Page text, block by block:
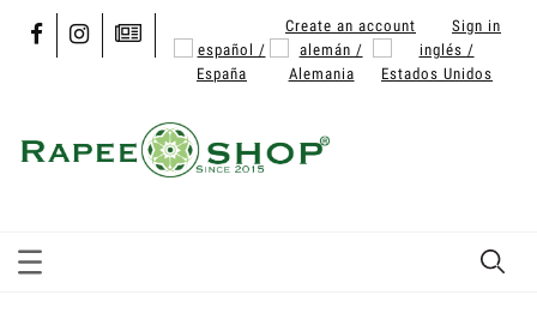
Create an account Sign in